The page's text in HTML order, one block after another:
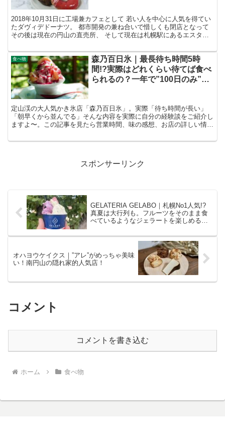
2018年10月31日に工場兼カフェとして 若い人を中心に人気を得てい
たダヴィデドーナツ。 都市開発の兼ね合いで惜しくも閉店となって
その後は現在の円山の直売所、 そして現在は札幌駅にあるエスタに
食べ物
森乃百日氷｜最長待ち時間5時
間!?実際はどれくらい待てば食べ
られるの？一年で”100日のみ”営
定山渓の大人気かき氷店「森乃百日氷」。実際「待ち時間が長い」
「朝早くから並んでる」そんな内容を実際に自分の経験談をご紹介し
ますよ〜。この記事を見たら営業時間、味の感想、お店の詳しい情報
スポンサーリンク
GELATERIA GELABO｜札幌No1人気!?
真夏は大行列も。フルーツをそのまま食
べているようなジェラートを楽しめるお
オハヨウケイクス｜”アレ”がめっちゃ美味
い！南円山の隠れ家的人気店！
コメント
コメントを書き込む
ホーム 食べ物